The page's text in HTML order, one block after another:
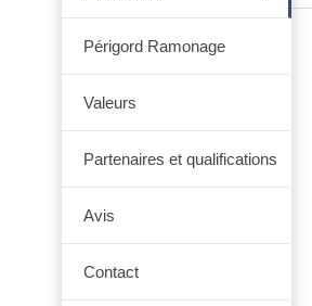
Périgord Ramonage
Valeurs
Partenaires et qualifications
Avis
Contact